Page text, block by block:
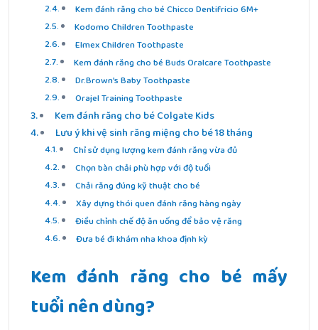
Kem đánh răng cho bé Chicco Dentifricio 6M+
Kodomo Children Toothpaste
Elmex Children Toothpaste
Kem đánh răng cho bé Buds Oralcare Toothpaste
Dr.Brown’s Baby Toothpaste
Orajel Training Toothpaste
Kem đánh răng cho bé Colgate Kids
Lưu ý khi vệ sinh răng miệng cho bé 18 tháng
Chỉ sử dụng lượng kem đánh răng vừa đủ
Chọn bàn chải phù hợp với độ tuổi
Chải răng đúng kỹ thuật cho bé
Xây dựng thói quen đánh răng hàng ngày
Điều chỉnh chế độ ăn uống để bảo vệ răng
Đưa bé đi khám nha khoa định kỳ
Kem đánh răng cho bé mấy
tuổi nên dùng?